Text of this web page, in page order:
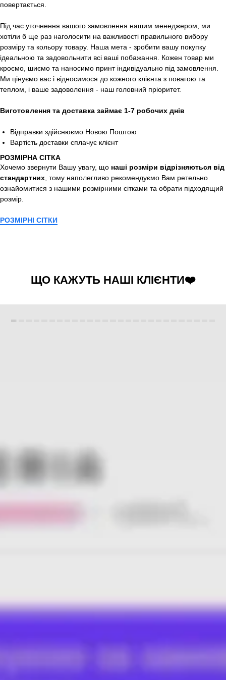
повертається.
Під час уточнення вашого замовлення нашим менеджером, ми
хотіли б ще раз наголосити на важливості правильного вибору
розміру та кольору товару. Наша мета - зробити вашу покупку
ідеальною та задовольнити всі ваші побажання. Кожен товар ми
кроємо, шиємо та наносимо принт індивідуально під замовлення.
Ми цінуємо вас і відносимося до кожного клієнта з повагою та
теплом, і ваше задоволення - наш головний пріоритет.
Виготовлення та доставка займає 1-7 робочих днів
Відправки здійснюємо Новою Поштою
Вартість доставки сплачує клієнт
РОЗМІРНА СІТКА
Хочемо звернути Вашу увагу, що наші розміри відрізняються від
стандартних, тому наполегливо рекомендуємо Вам ретельно
ознайомитися з нашими розмірними сітками та обрати підходящий
розмір.
РОЗМІРНІ СІТКИ
ЩО КАЖУТЬ НАШІ КЛІЄНТИ❤️